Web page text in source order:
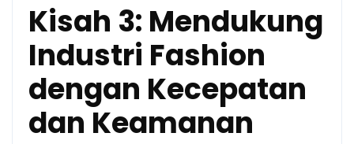
Kisah 3: Mendukung
Industri Fashion
dengan Kecepatan
dan Keamanan